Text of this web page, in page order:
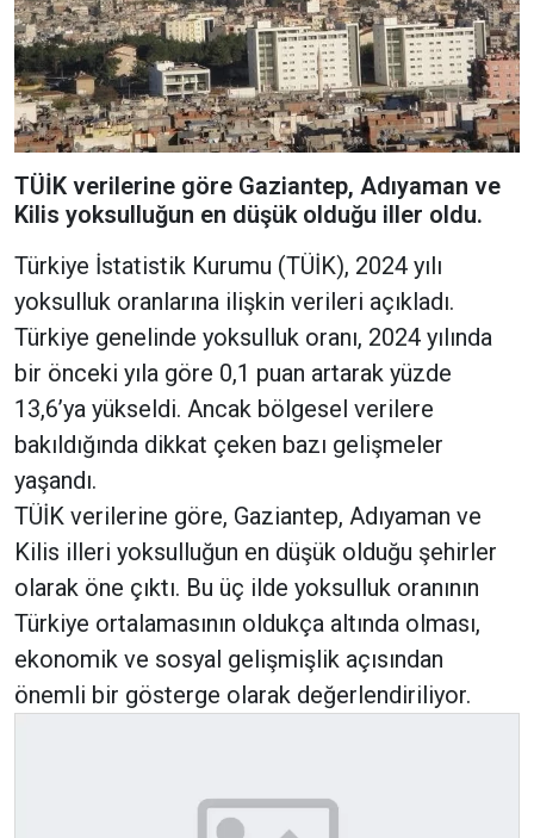
TÜİK verilerine göre Gaziantep, Adıyaman ve
Kilis yoksulluğun en düşük olduğu iller oldu.
Türkiye İstatistik Kurumu (TÜİK), 2024 yılı
yoksulluk oranlarına ilişkin verileri açıkladı.
Türkiye genelinde yoksulluk oranı, 2024 yılında
bir önceki yıla göre 0,1 puan artarak yüzde
13,6’ya yükseldi. Ancak bölgesel verilere
bakıldığında dikkat çeken bazı gelişmeler
yaşandı.
TÜİK verilerine göre, Gaziantep, Adıyaman ve
Kilis illeri yoksulluğun en düşük olduğu şehirler
olarak öne çıktı. Bu üç ilde yoksulluk oranının
Türkiye ortalamasının oldukça altında olması,
ekonomik ve sosyal gelişmişlik açısından
önemli bir gösterge olarak değerlendiriliyor.